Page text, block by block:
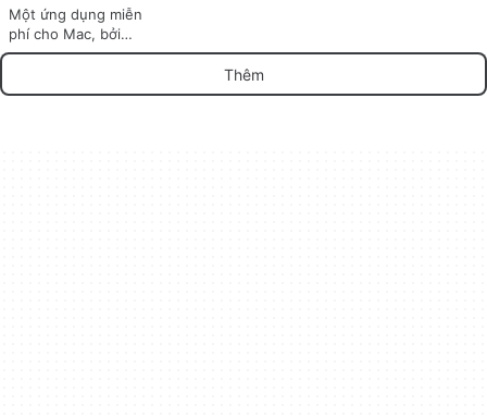
Một ứng dụng miễn
phí cho Mac, bởi
Honey.
Thêm